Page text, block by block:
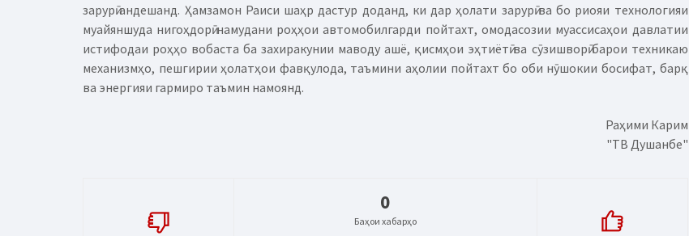
зарурӣ андешанд. Ҳамзамон Раиси шаҳр дастур доданд, ки дар ҳолати зарурӣ ва бо риояи технологияи
муайяншуда нигоҳдорӣ намудани роҳҳои автомобилгарди пойтахт, омодасозии муассисаҳои давлатии
истифодаи роҳҳо вобаста ба захиракунии маводу ашё, қисмҳои эҳтиётӣ ва сӯзишворӣ барои техникаю
механизмҳо, пешгирии ҳолатҳои фавқулода, таъмини аҳолии пойтахт бо оби нӯшокии босифат, барқ
ва энергияи гармиро таъмин намоянд.
Раҳими Карим
"ТВ Душанбе"
0
Баҳои хабарҳо